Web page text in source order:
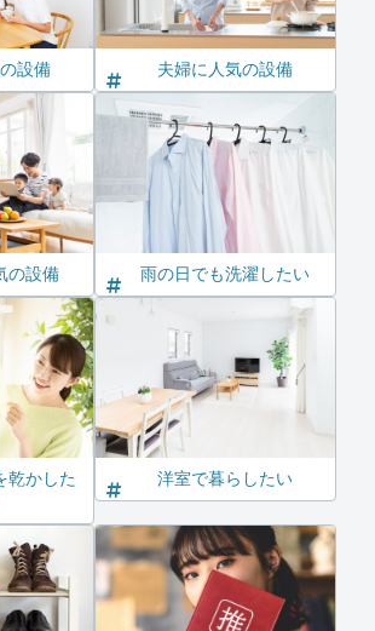
設備 夫婦に人気の設備
の設備 雨の日でも洗濯したい
乾かした
洋室で暮らしたい